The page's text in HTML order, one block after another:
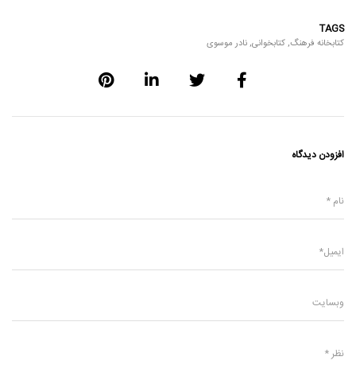
TAGS
کتابخانه فرهنگ,کتابخوانی,نادر موسوی
افزودن دیدگاه